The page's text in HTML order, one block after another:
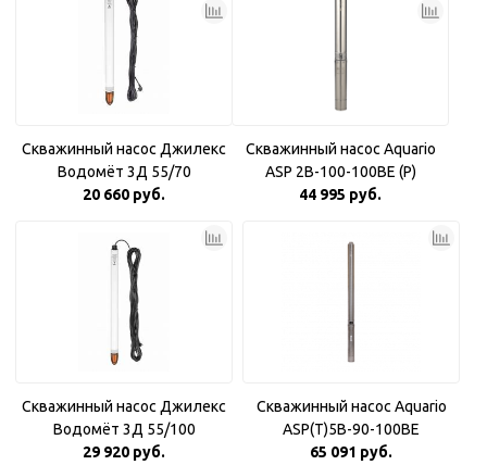
Скважинный насос Джилекс
Водомёт 3Д 55/70
20 660 руб.
Скважинный насос Aquario
ASP 2B-100-100BE (P)
Плавный пуск
44 995 руб.
Скважинный насос Джилекс
Водомёт 3Д 55/100
29 920 руб.
Скважинный насос Aquario
ASP(T)5B-90-100BE
65 091 руб.